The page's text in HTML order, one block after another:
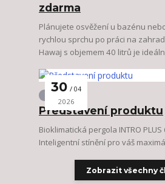
zdarma
Plánujete osvěžení u bazénu
rychlou sprchu po práci na
Hawaj s objemem 40 litrů je
30 04
2026
Představení produktu
Bioklimatická pergola INTRO PLUS
Inteligentní stínění pro váš
Zobrazit všechny